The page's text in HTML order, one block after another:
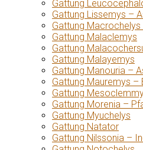
Gattung
Gattung Lissemys –
Gattung
Gattung Malaclemys
Gattung
Gattung Malayemys
Gattung Manouria –
Gattung Mauremys –
Gattung
Gattung Morenia –
Gattung Myuchelys
Gattung Natator
Gattung Nilssonia –